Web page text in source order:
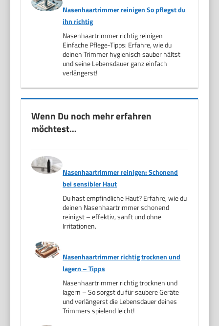
Nasenhaartrimmer reinigen So pflegst du
ihn richtig
Nasenhaartrimmer richtig reinigen
Einfache Pflege-Tipps: Erfahre, wie du
deinen Trimmer hygienisch sauber hältst
und seine Lebensdauer ganz einfach
verlängerst!
Wenn Du noch mehr erfahren
möchtest…
Nasenhaartrimmer reinigen: Schonend
bei sensibler Haut
Du hast empfindliche Haut? Erfahre, wie du
deinen Nasenhaartrimmer schonend
reinigst – effektiv, sanft und ohne
Irritationen.
Nasenhaartrimmer richtig trocknen und
lagern – Tipps
Nasenhaartrimmer richtig trocknen und
lagern – So sorgst du für saubere Geräte
und verlängerst die Lebensdauer deines
Trimmers spielend leicht!